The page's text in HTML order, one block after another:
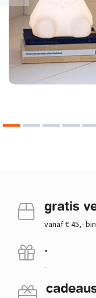
gratis
vanaf € 45,-
.
.